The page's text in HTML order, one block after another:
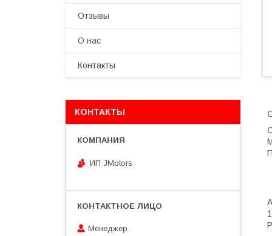
Отзывы
О нас
Контакты
КОНТАКТЫ
ИП JMotors
Менеджер